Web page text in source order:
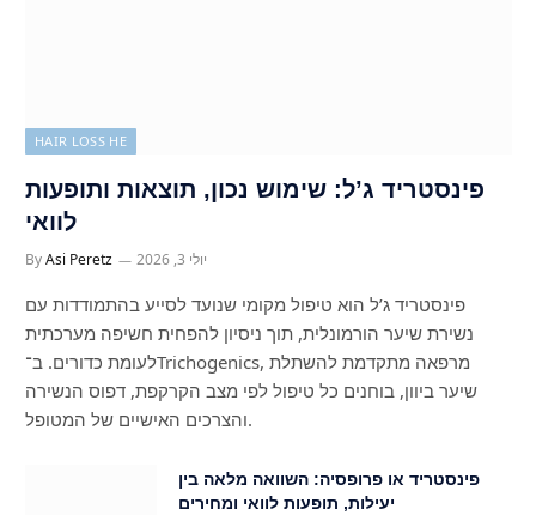
HAIR LOSS HE
פינסטריד ג’ל: שימוש נכון, תוצאות ותופעות
לוואי
ByAsi Peretz יולי 3, 2026
פינסטריד ג’ל הוא טיפול מקומי שנועד לסייע בהתמודדות עם
נשירת שיער הורמונלית, תוך ניסיון להפחית חשיפה מערכתית
לעומת כדורים. ב־Trichogenics, מרפאה מתקדמת להשתלת
שיער ביוון, בוחנים כל טיפול לפי מצב הקרקפת, דפוס הנשירה
והצרכים האישיים של המטופל.
פינסטריד או פרופסיה: השוואה מלאה בין
יעילות, תופעות לוואי ומחירים